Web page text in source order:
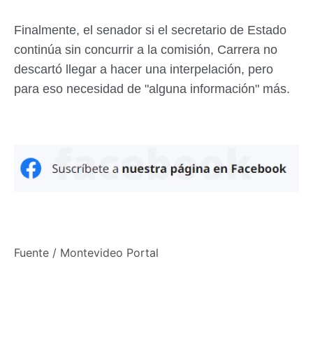
Finalmente, el senador si el secretario de Estado
continúa sin concurrir a la comisión, Carrera no
descartó llegar a hacer una interpelación, pero
para eso necesidad de "alguna información" más.
Fuente / Montevideo Portal